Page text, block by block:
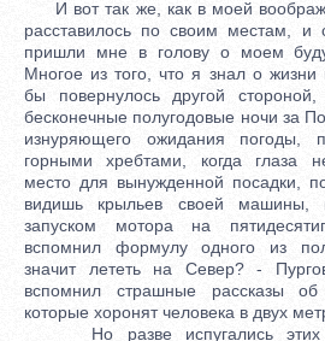
И вот так же, как в моей
расставилось по своим местам, и
пришли мне в голову о моем
Многое из того, что я знал о жизни
бы повернулось другой
бесконечные полугодовые ночи за
изнуряющего ожидания погоды,
горными хребтами, когда глаза
место для вынужденной посадки,
видишь крыльев своей машины,
запуском мотора на
вспомнил формулу одного из
значит лететь на Север? -
вспомнил страшные рассказы об
которые хоронят человека в двух
Но разве испугались этих